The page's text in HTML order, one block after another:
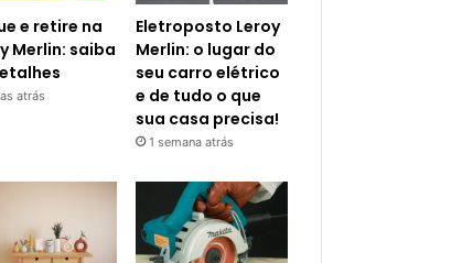
e retire na
Merlin: saiba
atrás
Eletroposto Leroy
Merlin: o lugar do
seu carro elétrico
e de tudo o que
sua casa precisa!
1 semana atrás